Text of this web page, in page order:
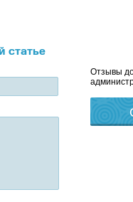
статье
Отзывы